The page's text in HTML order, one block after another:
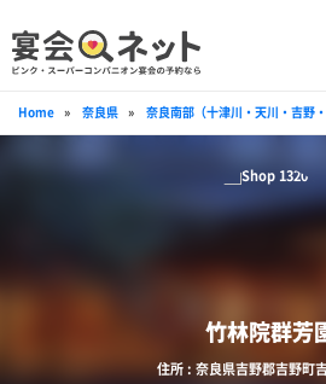
Home » 奈良県 » 奈良南部（十津川・天川・吉野・
竹林院群芳
住所 : 奈良県吉野郡吉野町